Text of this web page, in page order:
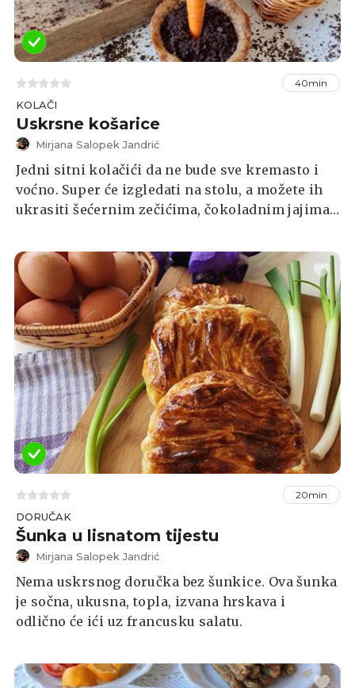
40min
KOLAČI
Uskrsne košarice
Mirjana Salopek Jandrić
Jedni sitni kolačići da ne bude sve kremasto i
voćno. Super će izgledati na stolu, a možete ih
ukrasiti šećernim zečićima, čokoladnim jajima i
20min
DORUČAK
Šunka u lisnatom tijestu
Mirjana Salopek Jandrić
Nema uskrsnog doručka bez šunkice. Ova šunka
je sočna, ukusna, topla, izvana hrskava i
odlično će ići uz francusku salatu.